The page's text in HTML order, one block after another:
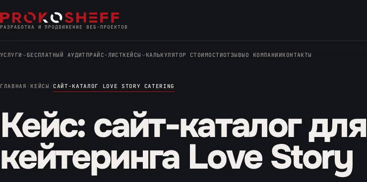
РАЗРАБОТКА И ПРОДВИЖЕНИЕ ВЕБ-ПРОЕКТОВ
УСЛУГИ
РАЗРАБОТКА САЙТОВ
РЕШЕНИЯ ПОД КЛЮЧ
БЕСПЛАТНЫЙ АУДИТ ПРАЙС-ЛИСТКЕЙСЫ КАЛЬКУЛЯТОР СТОИМОСТИОТЗЫВЫ О КОМПАНИИКОНТАКТЫ
ГЛАВНАЯ КЕЙСЫ САЙТ-КАТАЛОГ LOVE STORY CATERING
Кейс: сайт-каталог для
кейтеринга Love Story